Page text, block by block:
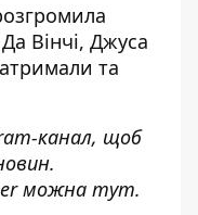
Да Вінчі, Джуса
та
канал, щоб
можна тут.